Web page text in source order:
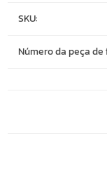
SKU:
Número da peça